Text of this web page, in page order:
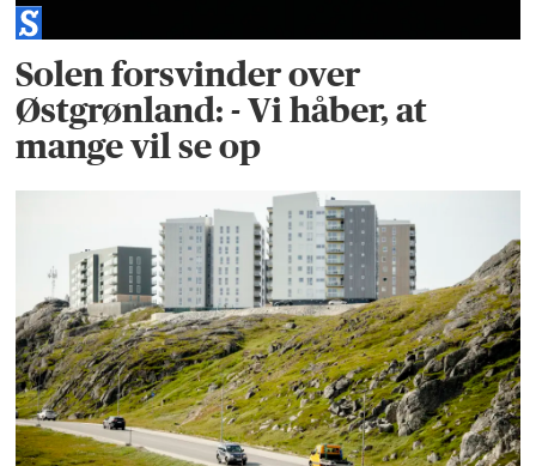
Solen forsvinder over
Østgrønland: - Vi håber, at
mange vil se op